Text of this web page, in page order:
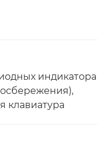
индикатора
клавиатура